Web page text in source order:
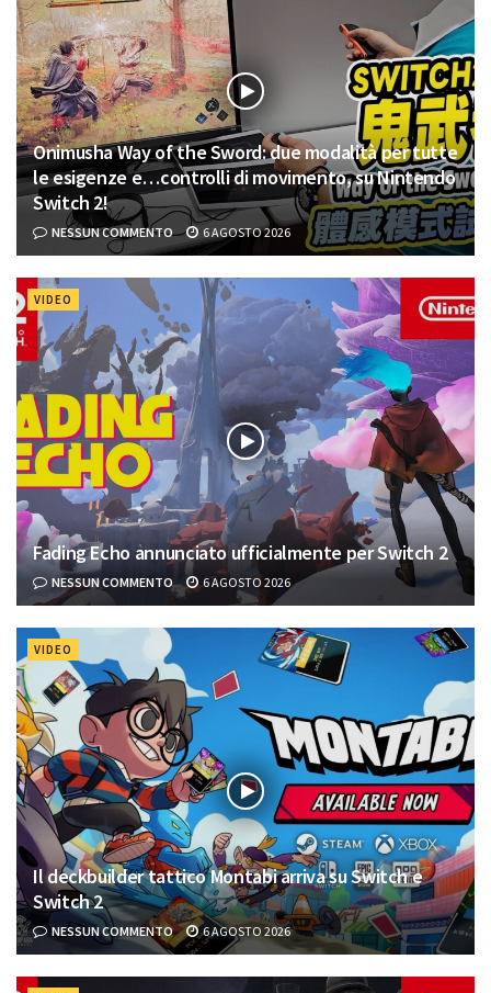
Onimusha Way of the Sword: due modalità per tutte
le esigenze e…controlli di movimento, su Nintendo
Switch 2!
NESSUN COMMENTO 6 AGOSTO 2026
VIDEO
Fading Echo annunciato ufficialmente per Switch 2
NESSUN COMMENTO 6 AGOSTO 2026
VIDEO
Il deckbuilder tattico Montabi arriva su Switch e
Switch 2
NESSUN COMMENTO 6 AGOSTO 2026